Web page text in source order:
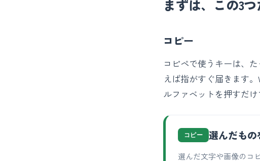
まずは、この3つ
コピー
コピペで使うキーは、
えば指がすぐ届きます
ルファベットを押すだけ
コピー 選んだもの
選んだ文字や画像のコ